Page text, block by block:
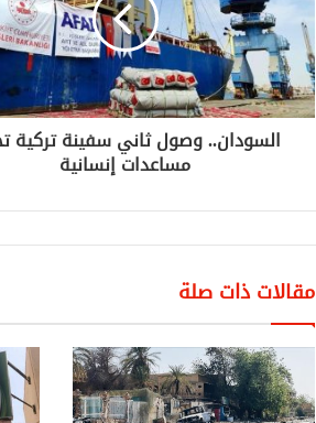
السودان.. وصول ثاني سفينة تركية
مساعدات إنسانية
مقالات ذات صلة